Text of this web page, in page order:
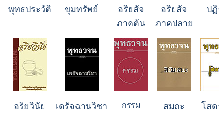
พุทธประวัติ ขุมทรัพย์
อริยสัจ
ภาคต้น
อริยสัจ
ภาคปลาย
ป
อริยวินัย เดรัจฉานวิชา กรรม
สมถะ
โส